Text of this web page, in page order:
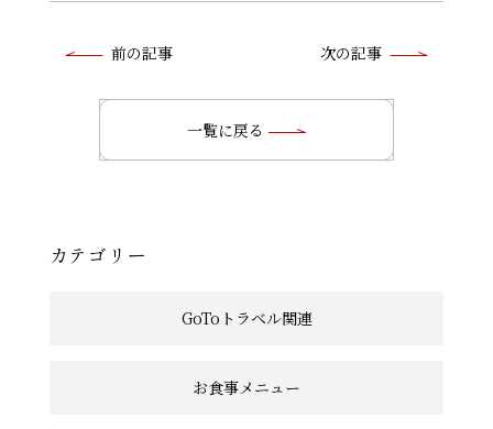
へ
前の記事 次の記事
一覧に戻る
カテゴリー
GoToトラベル関連
お食事メニュー